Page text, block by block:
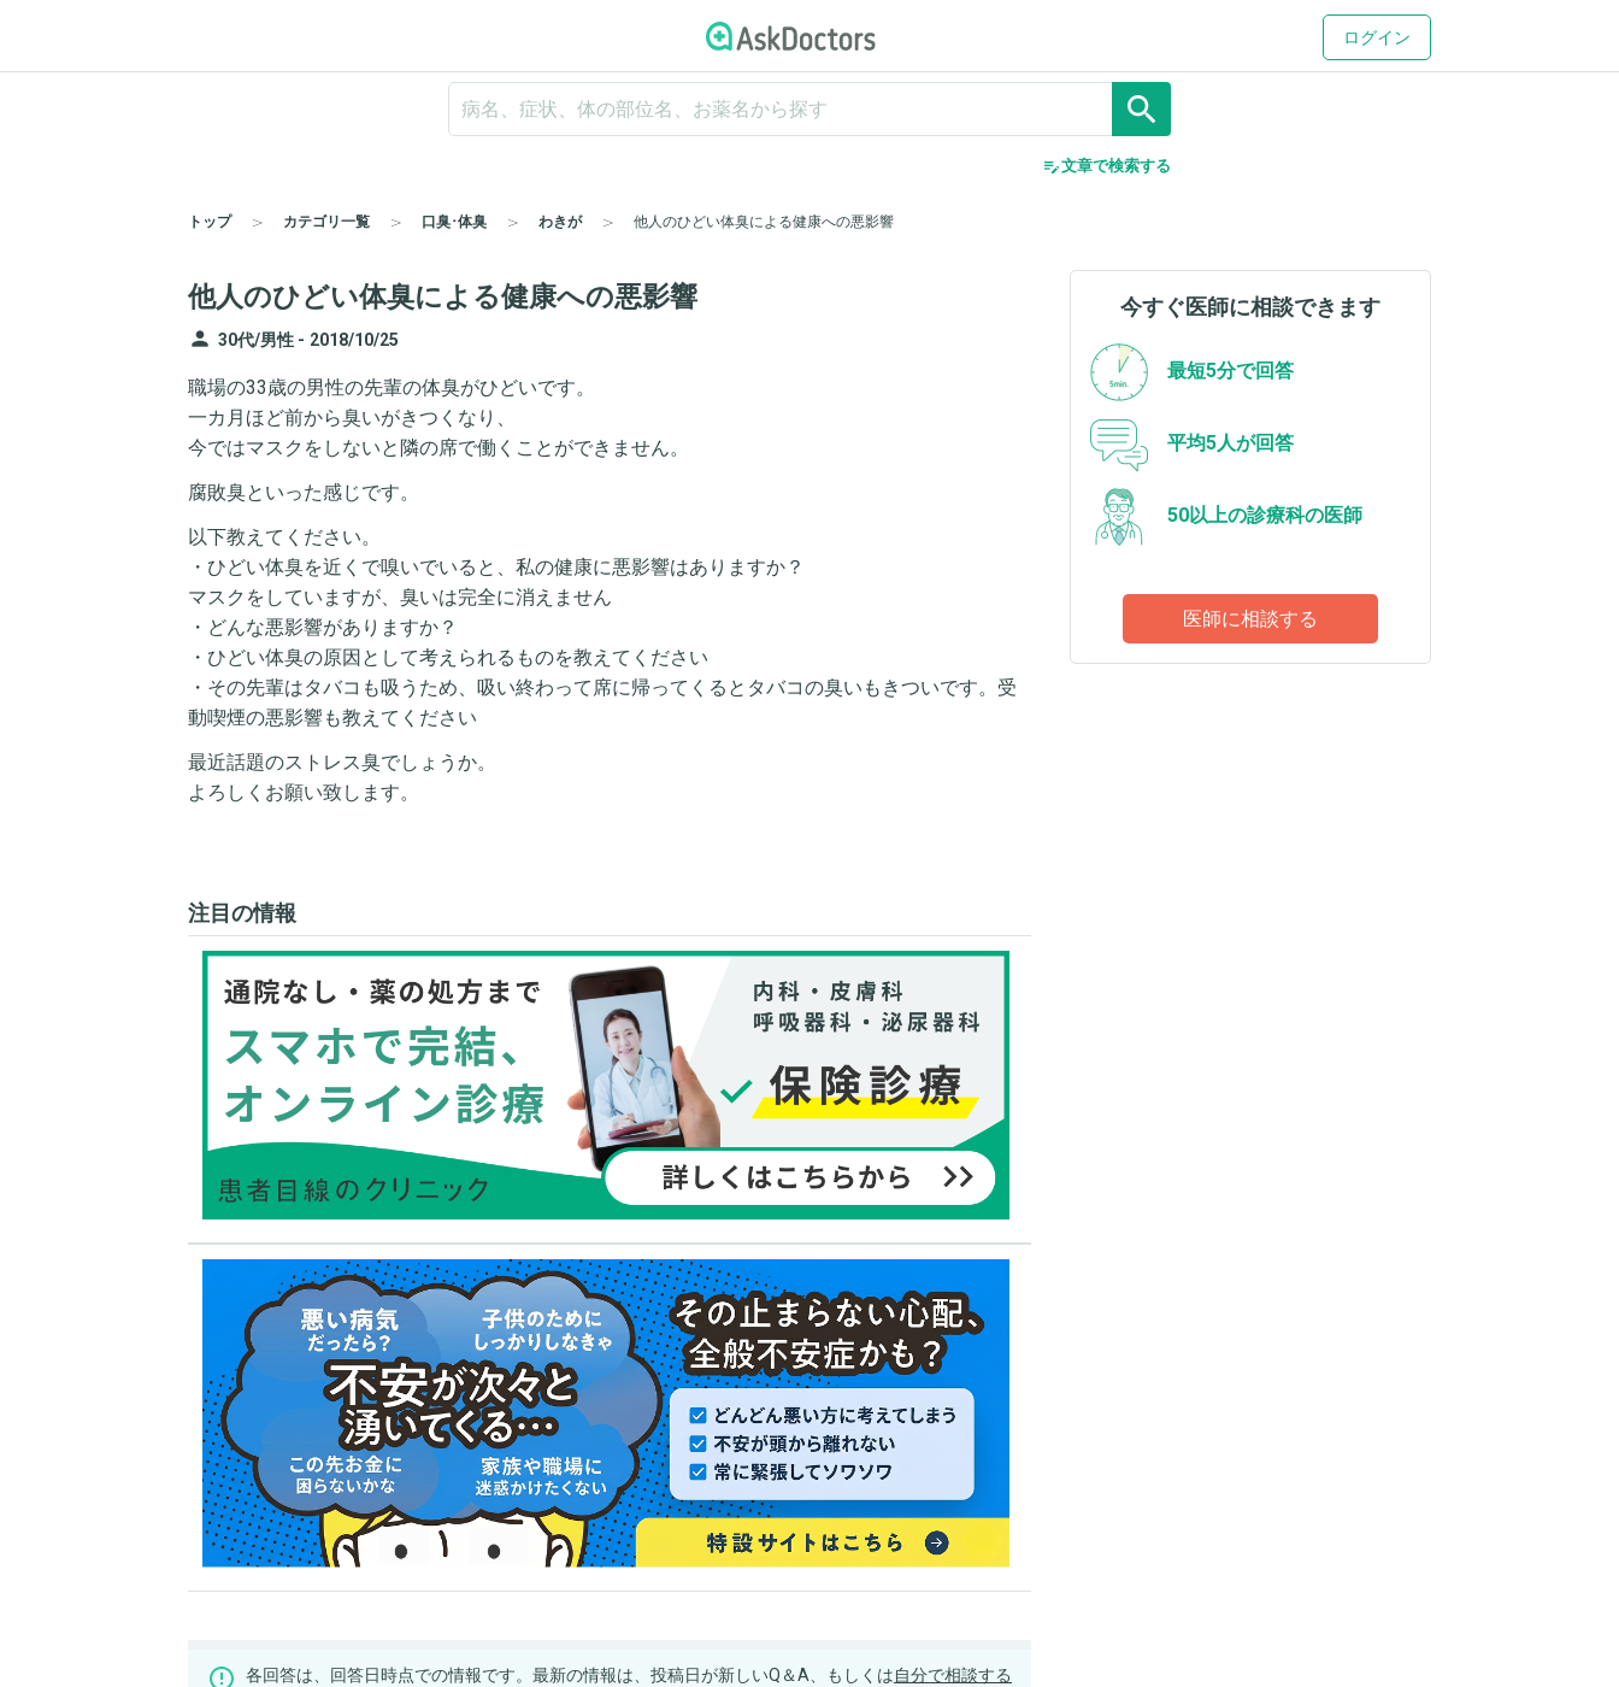
ログイン
search
edit_note文章で検索する
トップ カテゴリ一覧 口臭･体臭 わきが 他人のひどい体臭による健康への悪影響
他人のひどい体臭による健康への悪影響
person 30代/男性 - 2018/10/25
職場の33歳の男性の先輩の体臭がひどいです。
一カ月ほど前から臭いがきつくなり、
今ではマスクをしないと隣の席で働くことができません。
腐敗臭といった感じです。
以下教えてください。
・ひどい体臭を近くで嗅いでいると、私の健康に悪影響はありますか？
マスクをしていますが、臭いは完全に消えません
・どんな悪影響がありますか？
・ひどい体臭の原因として考えられるものを教えてください
・その先輩はタバコも吸うため、吸い終わって席に帰ってくるとタバコの臭いもきついです。受
動喫煙の悪影響も教えてください
最近話題のストレス臭でしょうか。
よろしくお願い致します。
注目の情報
各回答は、回答日時点での情報です。最新の情報は、投稿日が新しいQ＆A、もしくは自分で相談する
今すぐ医師に相談できます
最短5分で回答
平均5人が回答
50以上の診療科の医師
医師に相談する